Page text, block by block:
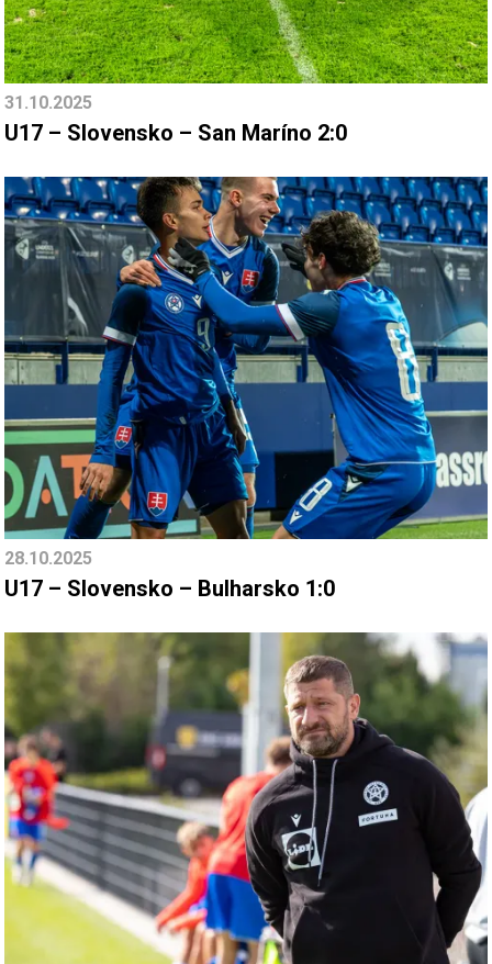
31.10.2025
U17 – Slovensko – San Maríno 2:0
28.10.2025
U17 – Slovensko – Bulharsko 1:0